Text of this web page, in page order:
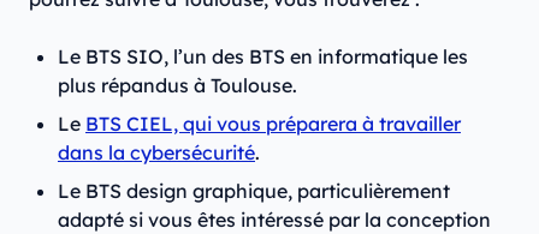
Le BTS SIO, l’un des BTS en informatique les
plus répandus à Toulouse.
Le BTS CIEL, qui vous préparera à travailler
dans la cybersécurité.
Le BTS design graphique, particulièrement
adapté si vous êtes intéressé par la conception